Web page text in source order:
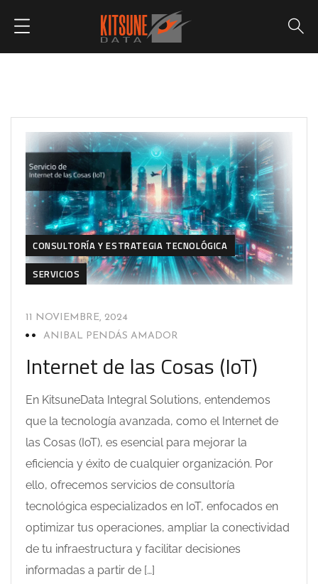
CONSULTORÍA Y ESTRATEGIA TECNOLÓGICA
SERVICIOS
11 NOVIEMBRE, 2024
ANIBAL PENDÁS AMADOR
Internet de las Cosas (IoT)
En KitsuneData Integral Solutions, entendemos
que la tecnología avanzada, como el Internet de
las Cosas (IoT), es esencial para mejorar la
eficiencia y éxito de cualquier organización. Por
ello, ofrecemos servicios de consultoría
tecnológica especializados en IoT, enfocados en
optimizar tus operaciones, ampliar la conectividad
de tu infraestructura y facilitar decisiones
informadas a partir de […]